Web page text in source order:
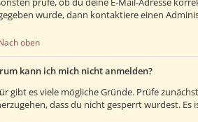
wurde, dann kontaktiere einen
oben
kann ich mich nicht anmelden?
gibt es viele mögliche Gründe. Prüfe
dass du nicht gesperrt wurdest.